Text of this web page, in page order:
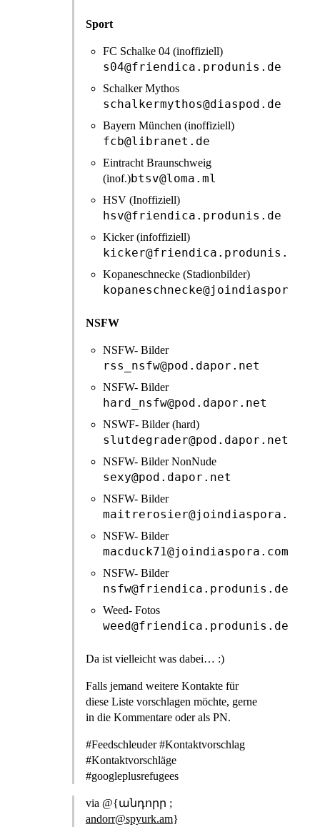
Sport
FC Schalke 04 (inoffiziell)
s04@friendica.produnis.de
Schalker Mythos
schalkermythos@diaspod.de
Bayern München (inoffiziell)
fcb@libranet.de
Eintracht Braunschweig
(inof.)btsv@loma.ml
HSV (Inoffiziell)
hsv@friendica.produnis.de
Kicker (infoffiziell)
kicker@friendica.produnis.de
Kopaneschnecke (Stadionbilder)
NSFW
NSFW- Bilder
rss_nsfw@pod.dapor.net
NSFW- Bilder
hard_nsfw@pod.dapor.net
NSWF- Bilder (hard)
slutdegrader@pod.dapor.net
NSFW- Bilder NonNude
sexy@pod.dapor.net
NSFW- Bilder
maitrerosier@joindiaspora.com
NSFW- Bilder
macduck71@joindiaspora.com
NSFW- Bilder
nsfw@friendica.produnis.de
Weed- Fotos
weed@friendica.produnis.de
Da ist vielleicht was dabei… :)
Falls jemand weitere Kontakte für
diese Liste vorschlagen möchte, gerne
in die Kommentare oder als PN.
#Feedschleuder #Kontaktvorschlag
#Kontaktvorschläge
#googleplusrefugees
via @{անդորր ;
andorr@spyurk.am}